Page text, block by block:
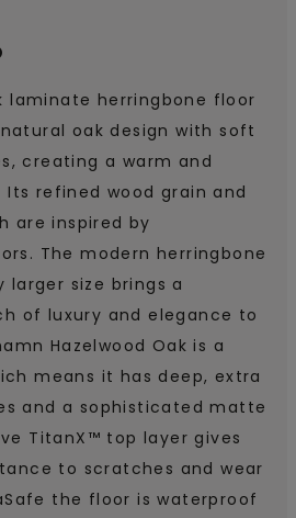
laminate herringbone floor
oak design with soft
creating a warm and
refined wood grain and
are inspired by
The modern herringbone
size brings a
of luxury and elegance to
Hazelwood Oak is a
means it has deep, extra
and a sophisticated matte
TitanX™ top layer gives
to scratches and wear
the floor is waterproof